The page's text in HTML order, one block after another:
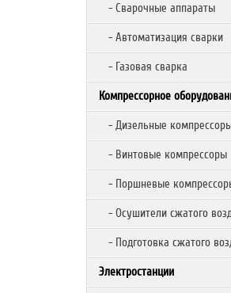
- Сварочные аппараты
- Автоматизация сварки
- Газовая сварка
Компрессорное
- Дизельные
- Винтовые компрессоры
- Поршневые
- Осушители сжатого
- Подготовка сжатого
Электростанции